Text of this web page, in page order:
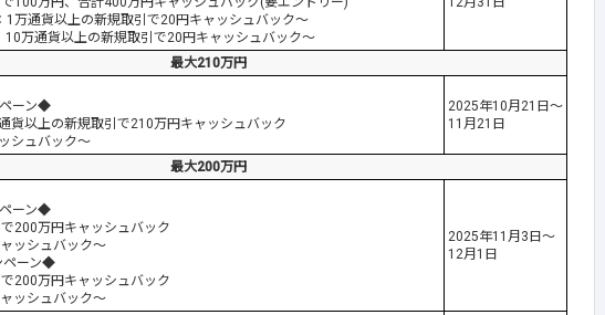
1万通貨以上の新規取引で20円キャッシュバック～
万通貨以上の新規取引で20円キャッシュバック～
最大210万円
ーン◆
貨以上の新規取引で210万円キャッシュバック
シュバック～
2025年10月21日～
11月21日
最大200万円
ーン◆
200万円キャッシュバック
ッシュバック～
ペーン◆
200万円キャッシュバック
ッシュバック～
2025年11月3日～
12月1日